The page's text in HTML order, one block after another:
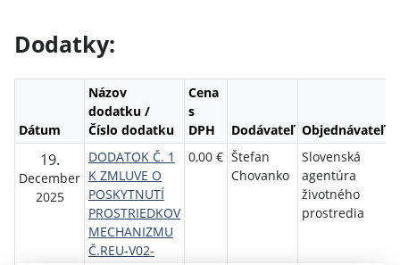
Dodatky:
Dátum
Názov
dodatku /
Číslo dodatku
Cena
s
DPH
Dodávateľ Objednávateľ
19.
December
2025
DODATOK Č. 1
K ZMLUVE O
POSKYTNUTÍ
PROSTRIEDKOV
MECHANIZMU
Č.REU-V02-
0,00 € Štefan
Chovanko
Slovenská
agentúra
životného
prostredia